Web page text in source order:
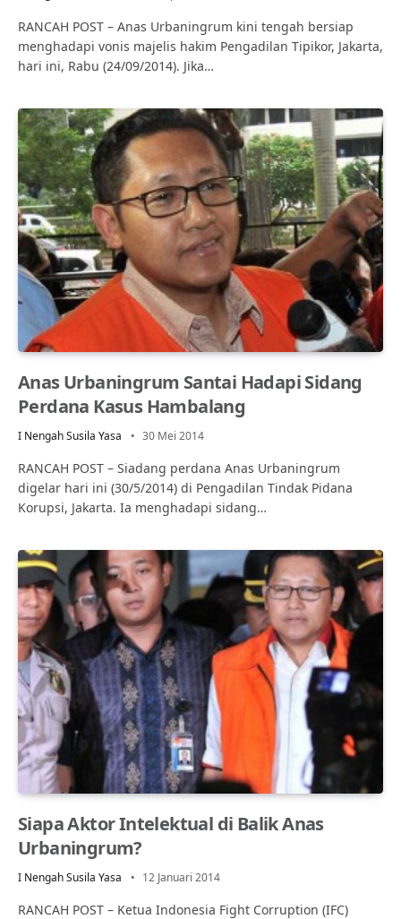
RANCAH POST – Anas Urbaningrum kini tengah bersiap
menghadapi vonis majelis hakim Pengadilan Tipikor, Jakarta,
hari ini, Rabu (24/09/2014). Jika…
Anas Urbaningrum Santai Hadapi Sidang
Perdana Kasus Hambalang
I Nengah Susila Yasa 30 Mei 2014
RANCAH POST – Siadang perdana Anas Urbaningrum
digelar hari ini (30/5/2014) di Pengadilan Tindak Pidana
Korupsi, Jakarta. Ia menghadapi sidang…
Siapa Aktor Intelektual di Balik Anas
Urbaningrum?
I Nengah Susila Yasa 12 Januari 2014
RANCAH POST – Ketua Indonesia Fight Corruption (IFC)